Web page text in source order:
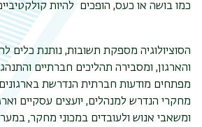
כמו בושה או כעס, הופכים להיות
הסוציולוגיה מספקת תשובות, נותנת כלים
והארגון, ומסבירה תהליכים חברתיים
מפתחים מודעות חברתית הנדרשת
מחקרי הנדרש למנהלים, יועצים עסקיים
ומשאבי אנוש ולעובדים במכוני מחקר,